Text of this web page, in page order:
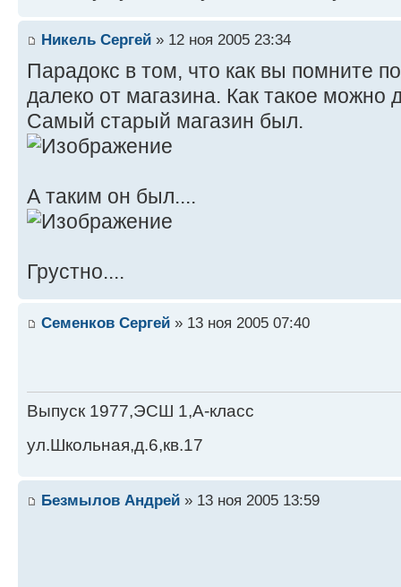
Никель Сергей » 12 ноя 2005 23:34
Парадокс в том, что как вы помните
далеко от магазина. Как такое можно
Самый старый магазин был.
А таким он был....
Грустно....
Семенков Сергей » 13 ноя 2005 07:40
Выпуск 1977,ЭСШ 1,А-класс
ул.Школьная,д.6,кв.17
Безмылов Андрей » 13 ноя 2005 13:59